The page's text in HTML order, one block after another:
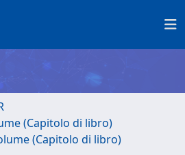
(Capitolo di libro)
(Capitolo di libro)